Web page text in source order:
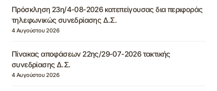
Πρόσκληση 23η/4-08-2026 κατεπείγουσας δια περιφοράς
τηλεφωνικώς συνεδρίασης Δ.Σ.
4 Αυγούστου 2026
Πίνακας αποφάσεων 22ης/29-07-2026 τακτικής
συνεδρίασης Δ.Σ.
4 Αυγούστου 2026